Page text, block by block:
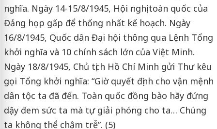
nghĩa. Ngày 14-15/8/1945, Hội nghị toàn quốc của
Đảng họp gấp để thống nhất kế hoạch. Ngày
16/8/1945, Quốc dân Đại hội thông qua Lệnh Tổng
khởi nghĩa và 10 chính sách lớn của Việt Minh.
Ngày 18/8/1945, Chủ tịch Hồ Chí Minh gửi Thư kêu
gọi Tổng khởi nghĩa: “Giờ quyết định cho vận mệnh
dân tộc ta đã đến. Toàn quốc đồng bào hãy đứng
dậy đem sức ta mà tự giải phóng cho ta… Chúng
ta không thể chậm trễ”. (5)